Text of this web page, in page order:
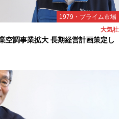
1979・プライム市場
大気社
空調事業拡大 長期経営計画策定し